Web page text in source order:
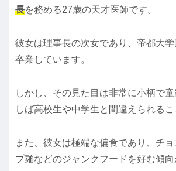
長を務める27歳の天才医師です。
彼女は理事長の次女であり、帝都大
卒業しています。
しかし、その見た目は非常に小柄で
しば高校生や中学生と間違えられるこ
また、彼女は極端な偏食であり、チ
プ麺などのジャンクフードを好む傾向